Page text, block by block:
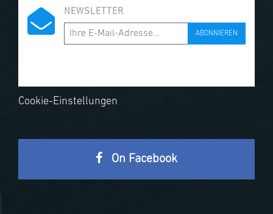
NEWSLETTER
ABONNIEREN
Cookie-Einstellungen
On Facebook